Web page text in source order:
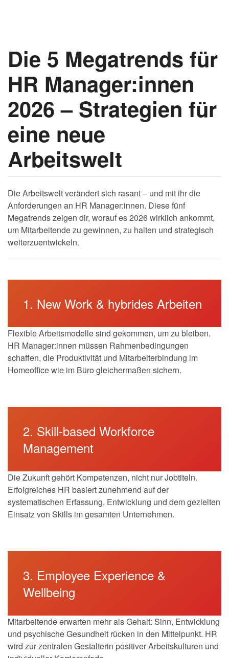
Die 5 Megatrends für
HR Manager:innen
2026 – Strategien für
eine neue
Arbeitswelt
Die Arbeitswelt verändert sich rasant – und mit ihr die
Anforderungen an HR Manager:innen. Diese fünf
Megatrends zeigen dir, worauf es 2026 wirklich ankommt,
um Mitarbeitende zu gewinnen, zu halten und strategisch
weiterzuentwickeln.
1. New Work & hybrides Arbeiten
Flexible Arbeitsmodelle sind gekommen, um zu bleiben.
HR Manager:innen müssen Rahmenbedingungen
schaffen, die Produktivität und Mitarbeiterbindung im
Homeoffice wie im Büro gleichermaßen sichern.
2. Skill-based Workforce
Management
Die Zukunft gehört Kompetenzen, nicht nur Jobtiteln.
Erfolgreiches HR basiert zunehmend auf der
systematischen Erfassung, Entwicklung und dem gezielten
Einsatz von Skills im gesamten Unternehmen.
3. Employee Experience &
Wellbeing
Mitarbeitende erwarten mehr als Gehalt: Sinn, Entwicklung
und psychische Gesundheit rücken in den Mittelpunkt. HR
wird zur zentralen Gestalterin positiver Arbeitskulturen und